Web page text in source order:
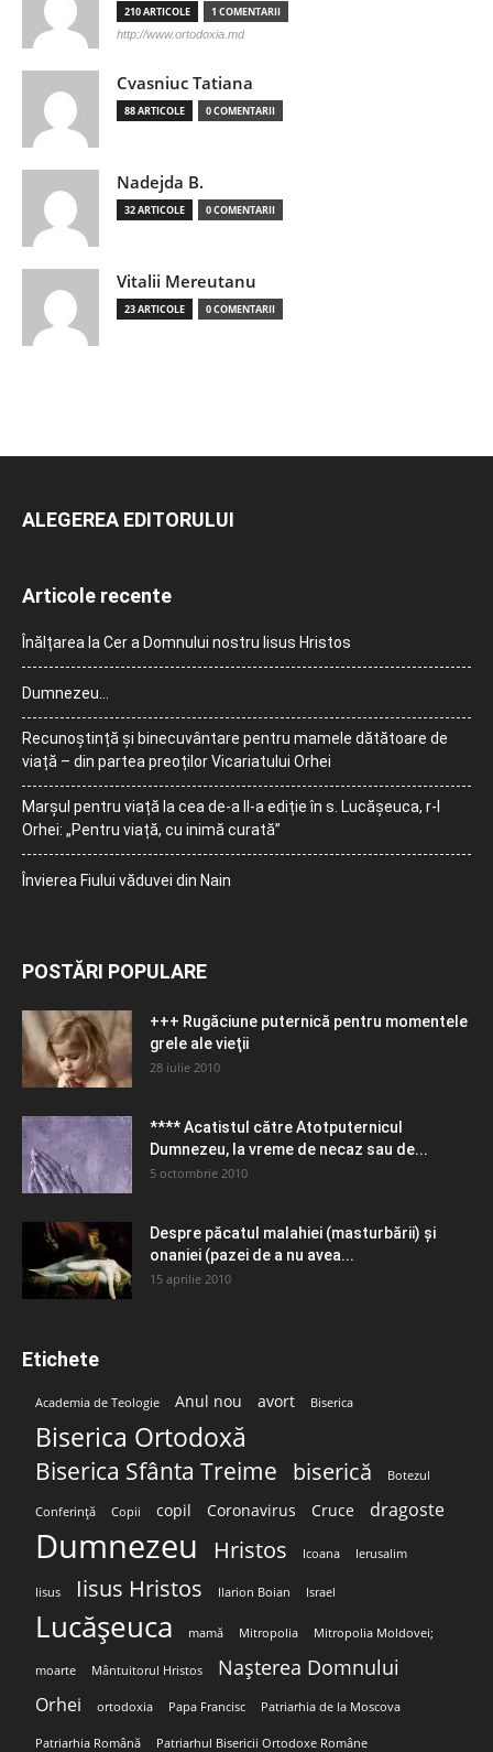
210 ARTICOLE 1 COMENTARII
http://www.ortodoxia.md
Cvasniuc Tatiana
88 ARTICOLE 0 COMENTARII
Nadejda B.
32 ARTICOLE 0 COMENTARII
Vitalii Mereutanu
23 ARTICOLE 0 COMENTARII
ALEGEREA EDITORULUI
Articole recente
Înălțarea la Cer a Domnului nostru Iisus Hristos
Dumnezeu…
Recunoștință și binecuvântare pentru mamele dătătoare de
viață – din partea preoților Vicariatului Orhei
Marșul pentru viață la cea de-a II-a ediție în s. Lucășeuca, r-l
Orhei: „Pentru viață, cu inimă curată”
Învierea Fiului văduvei din Nain
POSTĂRI POPULARE
+++ Rugăciune puternică pentru momentele
grele ale vieţii
28 iulie 2010
**** Acatistul către Atotputernicul
Dumnezeu, la vreme de necaz sau de...
5 octombrie 2010
Despre păcatul malahiei (masturbării) şi
onaniei (pazei de a nu avea...
15 aprilie 2010
Etichete
Academia de Teologie Anul nou avort Biserica
Biserica Ortodoxă
Biserica Sfânta Treime biserică Botezul
Conferință Copii copil Coronavirus Cruce dragoste
Dumnezeu Hristos Icoana Ierusalim
Iisus Iisus Hristos Ilarion Boian Israel
Lucășeuca mamă Mitropolia Mitropolia Moldovei;
moarte Mântuitorul Hristos Nașterea Domnului
Orhei ortodoxia Papa Francisc Patriarhia de la Moscova
Patriarhia Română Patriarhul Bisericii Ortodoxe Române